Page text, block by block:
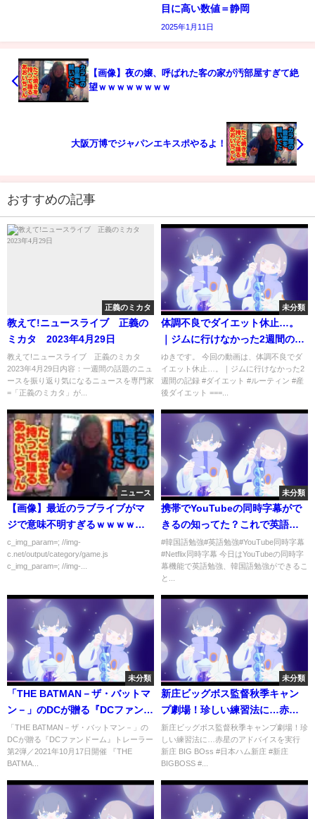
目に高い数値＝静岡
2025年1月11日
【画像】夜の嬢、呼ばれた客の家が汚部屋すぎて絶
望ｗｗｗｗｗｗｗｗ
大阪万博でジャパンエキスポやるよ！
おすすめの記事
正義のミカタ
教えて!ニュースライブ 正義の
ミカタ 2023年4月29日
教えて!ニュースライブ 正義のミカタ
2023年4月29日内容：一週間の話題のニュ
ースを振り返り気になるニュースを専門家
=「正義のミカタ」が...
未分類
体調不良でダイエット休止…。
｜ジムに行けなかった2週間の記
録
ゆきです。 今回の動画は、体調不良でダ
イエット休止…。｜ジムに行けなかった2
週間の記録 #ダイエット #ルーティン #産
後ダイエット ===...
ニュース
【画像】最近のラブライブがマ
ジで意味不明すぎるｗｗｗｗｗ
ｗ
c_img_param=; //img-
c.net/output/category/game.js
c_img_param=; //img-...
未分類
携帯でYouTubeの同時字幕がで
きるの知ってた？これで英語、
韓国語勉強もさくさく！
#韓国語勉強#英語勉強#YouTube同時字幕
#Netflix同時字幕 今日はYouTubeの同時字
幕機能で英語勉強、韓国語勉強ができるこ
と...
未分類
「THE BATMAN－ザ・バットマ
ン－」のDCが贈る『DCファンド
ーム』トレーラー第2弾／2021年
10月17日開催
「THE BATMAN－ザ・バットマン－」の
DCが贈る『DCファンドーム』トレーラー
第2弾／2021年10月17日開催 『THE
BATMA...
未分類
新庄ビッグボス監督秋季キャン
プ劇場！珍しい練習法に…赤星
のアドバイスを実行
新庄ビッグボス監督秋季キャンプ劇場！珍
しい練習法に…赤星のアドバイスを実行
新庄 BIG BOss #日本ハム新庄 #新庄
BIGBOSS #...